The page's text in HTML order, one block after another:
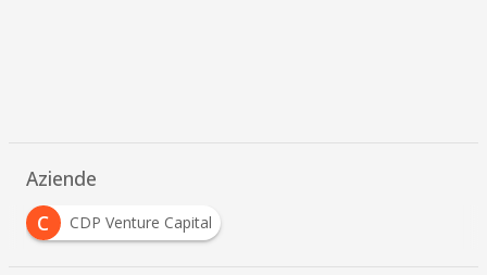
Aziende
C
CDP Venture Capital